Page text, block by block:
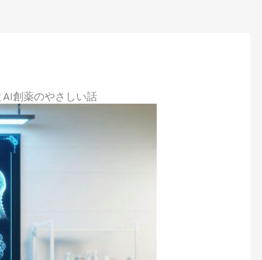
創薬のやさしい話